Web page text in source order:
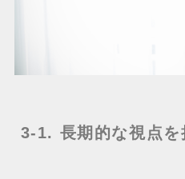
3-1. 長期的な視点を